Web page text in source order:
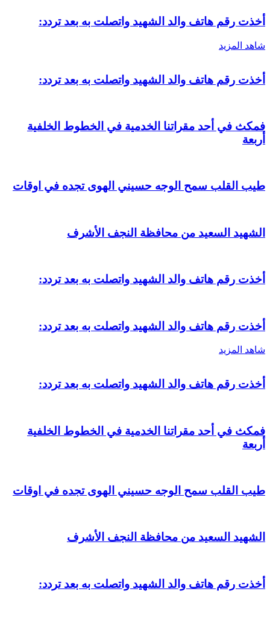
أخذت رقم هاتف والد الشهيد واتصلت به بعد تردد:
شاهد المزيد
أخذت رقم هاتف والد الشهيد واتصلت به بعد تردد:
فمكث في أحد مقراتنا الخدمية في الخطوط الخلفية
أربعة
طيب القلب سمح الوجه حسيني الهوى تجده في اوقات
الشهيد السعيد من محافظة النجف الأشرف
أخذت رقم هاتف والد الشهيد واتصلت به بعد تردد:
أخذت رقم هاتف والد الشهيد واتصلت به بعد تردد:
شاهد المزيد
أخذت رقم هاتف والد الشهيد واتصلت به بعد تردد:
فمكث في أحد مقراتنا الخدمية في الخطوط الخلفية
أربعة
طيب القلب سمح الوجه حسيني الهوى تجده في اوقات
الشهيد السعيد من محافظة النجف الأشرف
أخذت رقم هاتف والد الشهيد واتصلت به بعد تردد: